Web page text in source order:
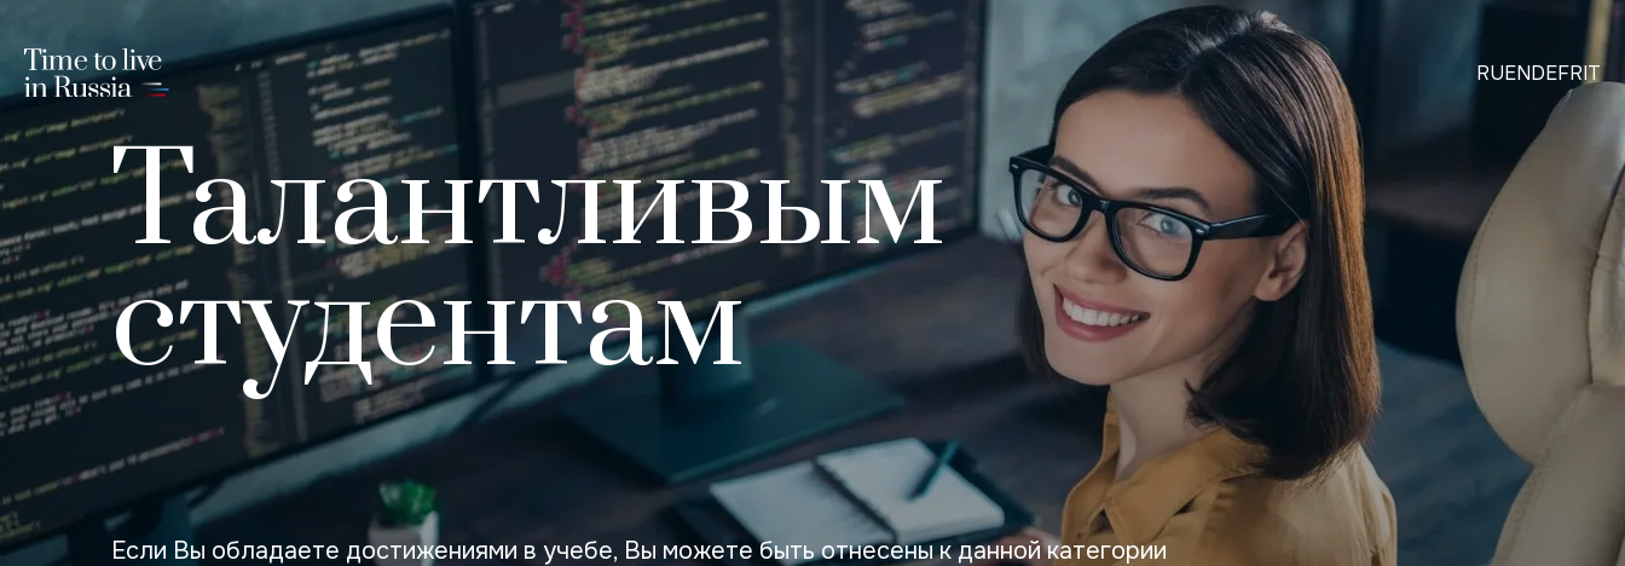
RUENDEFRIT
Талантливым
студентам
Если Вы обладаете достижениями в учебе, Вы можете быть отнесены к данной категории